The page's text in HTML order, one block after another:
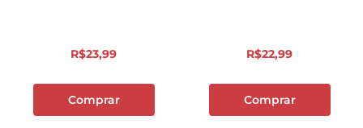
R$23,99
Comprar
R$22,99
Comprar